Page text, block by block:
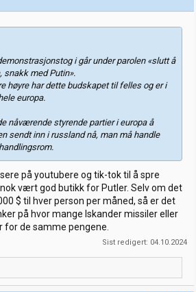
i går under parolen «slutt å
snakk med Putin».
høyre har dette budskapet til felles og er i
europa.
nåværende styrende partier i europa å
sendt inn i russland nå, man må handle
på youtubere og tik-tok til å spre
vært god butikk for Putler. Selv om det
$ til hver person per måned, så er det
på hvor mange Iskander missiler eller
de samme pengene.
Sist redigert: 04.10.2024